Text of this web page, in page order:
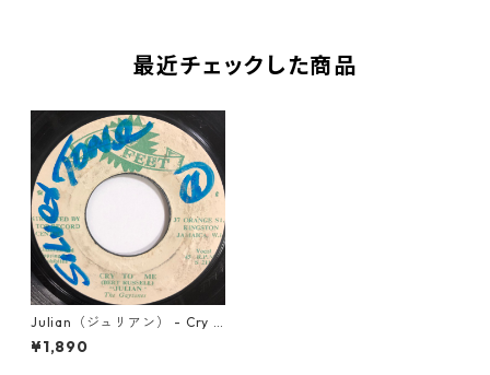
最近チェックした商品
Julian（ジュリアン） - Cry T
o Me【7-20224】
¥1,890